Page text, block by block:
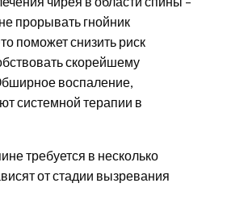
прорывать гнойник
поможет снизить риск
скорейшему
воспаление,
системной терапии в
требуется в несколько
от стадии вызревания